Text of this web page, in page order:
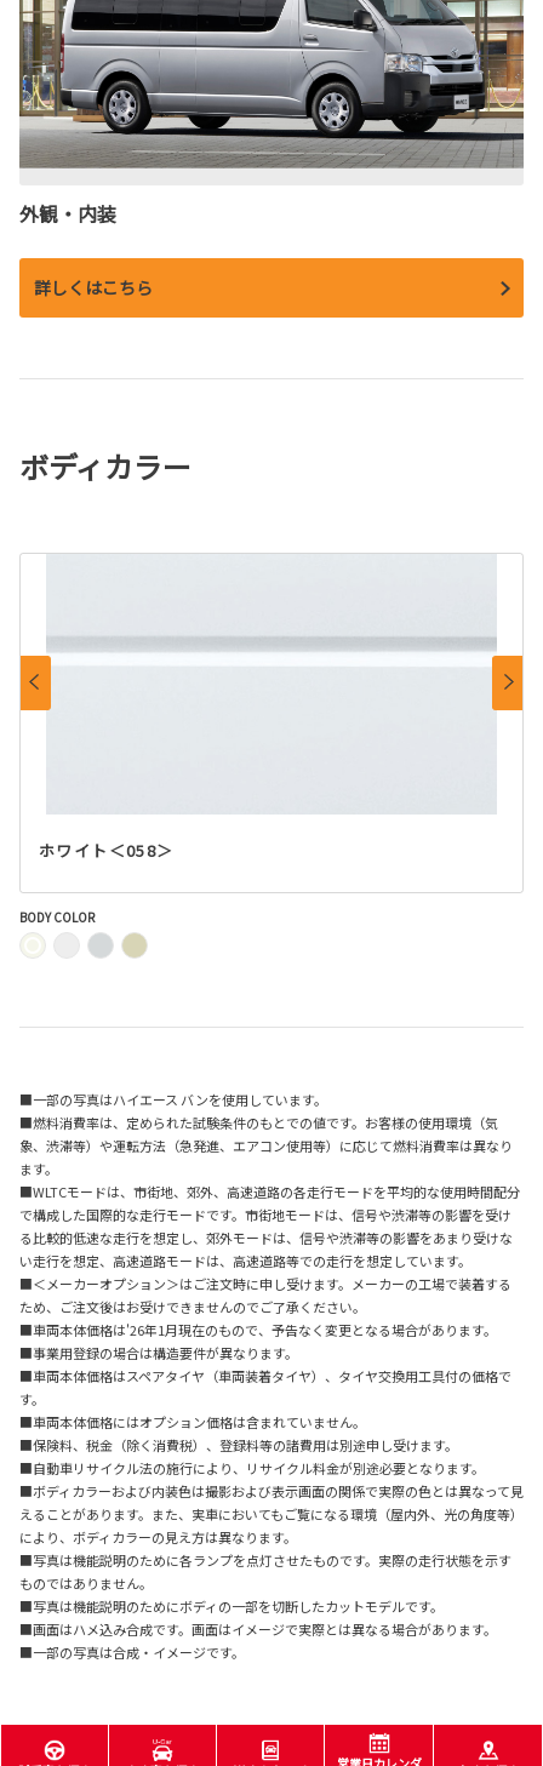
外観・内装
詳しくはこちら
ボディカラー
ホワイト＜058＞
BODY COLOR
■一部の写真はハイエース バンを使用しています。
■燃料消費率は、定められた試験条件のもとでの値です。お客様の使用環境（気
象、渋滞等）や運転方法（急発進、エアコン使用等）に応じて燃料消費率は異なり
ます。
■WLTCモードは、市街地、郊外、高速道路の各走行モードを平均的な使用時間配分
で構成した国際的な走行モードです。市街地モードは、信号や渋滞等の影響を受け
る比較的低速な走行を想定し、郊外モードは、信号や渋滞等の影響をあまり受けな
い走行を想定、高速道路モードは、高速道路等での走行を想定しています。
■＜メーカーオプション＞はご注文時に申し受けます。メーカーの工場で装着する
ため、ご注文後はお受けできませんのでご了承ください。
■車両本体価格は'26年1月現在のもので、予告なく変更となる場合があります。
■事業用登録の場合は構造要件が異なります。
■車両本体価格はスペアタイヤ（車両装着タイヤ）、タイヤ交換用工具付の価格で
す。
■車両本体価格にはオプション価格は含まれていません。
■保険料、税金（除く消費税）、登録料等の諸費用は別途申し受けます。
■自動車リサイクル法の施行により、リサイクル料金が別途必要となります。
■ボディカラーおよび内装色は撮影および表示画面の関係で実際の色とは異なって見
えることがあります。また、実車においてもご覧になる環境（屋内外、光の角度等）
により、ボディカラーの見え方は異なります。
■写真は機能説明のために各ランプを点灯させたものです。実際の走行状態を示す
ものではありません。
■写真は機能説明のためにボディの一部を切断したカットモデルです。
■画面はハメ込み合成です。画面はイメージで実際とは異なる場合があります。
■一部の写真は合成・イメージです。